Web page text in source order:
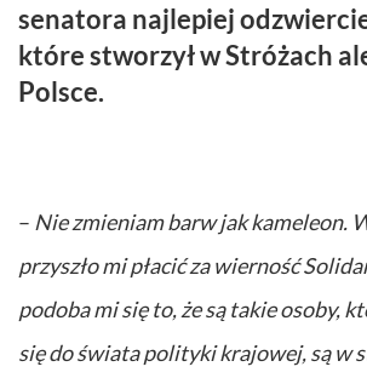
senatora najlepiej
które stworzył w Stróżach
Polsce.
– Nie zmieniam barw jak kameleon.
przyszło mi płacić za wierność
podoba mi się to, że są takie osoby,
się do świata polityki krajowej, są w